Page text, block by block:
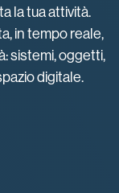
la tua attività.
in tempo reale,
sistemi, oggetti,
digitale.